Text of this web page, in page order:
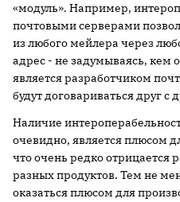
«модуль». Например,
почтовыми серверами
из любого мейлера через
адрес - не задумываясь, кем
является разработчиком
будут договариваться друг с
Наличие
очевидно, является плюсом
что очень редко отрицается
разных продуктов. Тем не
оказаться плюсом для